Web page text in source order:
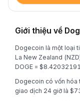
Giới thiệu về
Dogecoin là một loại
La New Zealand
DOGE =
Dogecoin có vốn hóa
giao dịch 24 giờ là